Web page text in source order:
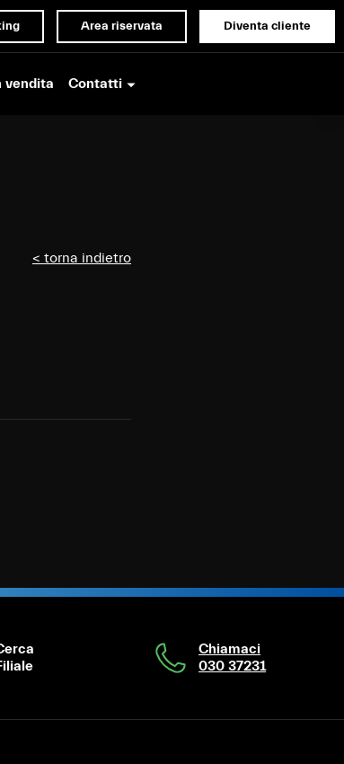
Area riservata Diventa cliente
vendita Contatti
< torna indietro
Chiamaci
030 37231